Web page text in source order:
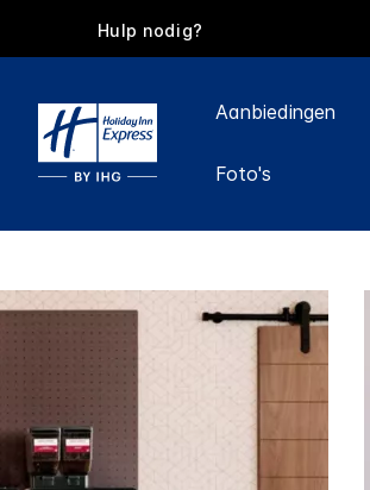
Hulp nodig?
Aanbiedingen
Foto's